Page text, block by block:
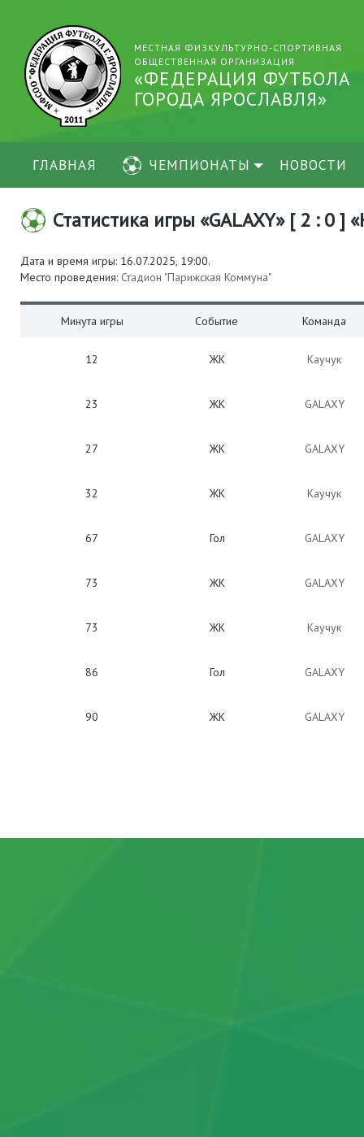
МЕСТНАЯ ФИЗКУЛЬТУРНО-СПОРТИВНАЯ
ОБЩЕСТВЕННАЯ ОРГАНИЗАЦИЯ
«ФЕДЕРАЦИЯ ФУТБОЛА
ГОРОДА ЯРОСЛАВЛЯ»
ГЛАВНАЯ ЧЕМПИОНАТЫ НОВОСТИ
Статистика игры «GALAXY» [ 2 : 0 ]
Дата и время игры: 16.07.2025, 19:00.
Место проведения: Стадион "Парижская Коммуна"
Минута игры Событие Команда
12 ЖК Каучук
23 ЖК GALAXY
27 ЖК GALAXY
32 ЖК Каучук
67 Гол GALAXY
73 ЖК GALAXY
73 ЖК Каучук
86 Гол GALAXY
90 ЖК GALAXY